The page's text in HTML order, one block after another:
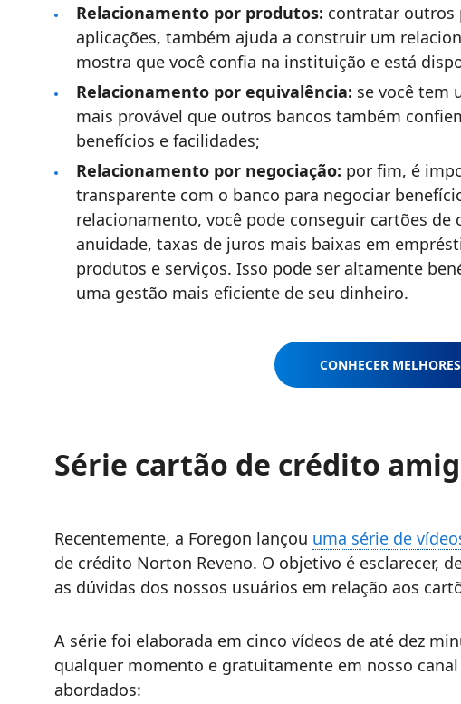
Relacionamento por produtos: contratar outros
aplicações, também ajuda a construir um
mostra que você confia na instituição e está
Relacionamento por equivalência: se você tem
mais provável que outros bancos também
benefícios e facilidades;
Relacionamento por negociação: por fim, é
transparente com o banco para negociar
relacionamento, você pode conseguir cartões
anuidade, taxas de juros mais baixas em
produtos e serviços. Isso pode ser altamente
uma gestão mais eficiente de seu dinheiro.
CONHECER
Série cartão de crédito
Recentemente, a Foregon lançou uma série de
de crédito Norton Reveno. O objetivo é esclarecer,
as dúvidas dos nossos usuários em relação aos
A série foi elaborada em cinco vídeos de até dez
qualquer momento e gratuitamente em nosso
abordados: